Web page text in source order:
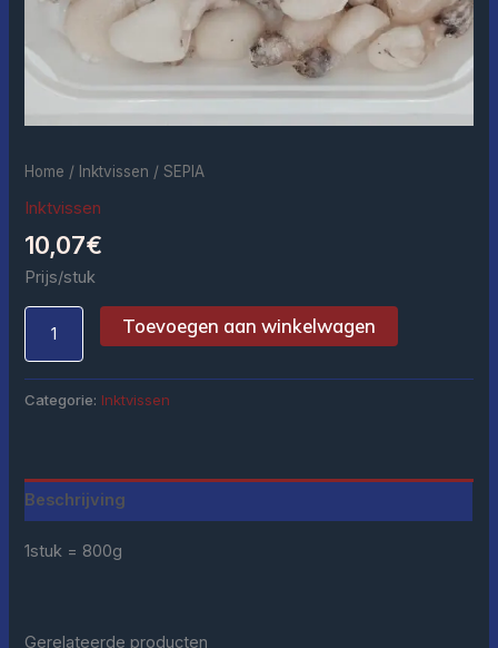
Home / Inktvissen / SEPIA
Inktvissen
10,07€
Prijs/stuk
Toevoegen aan winkelwagen
Categorie: Inktvissen
Beschrijving
1stuk = 800g
Gerelateerde producten